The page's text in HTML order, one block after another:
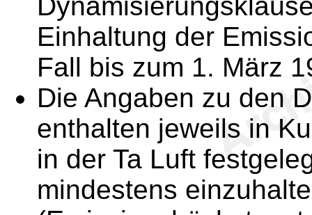
Einhaltung der
Fall bis zum 1. März
Die Angaben zu den
enthalten jeweils in
in der Ta Luft
mindestens